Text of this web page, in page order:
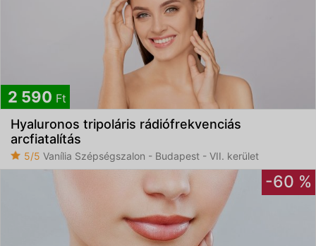
2 590 Ft
Hyaluronos tripoláris rádiófrekvenciás
arcfiatalítás
5/5 Vanília Szépségszalon - Budapest - VII. kerület
-60 %